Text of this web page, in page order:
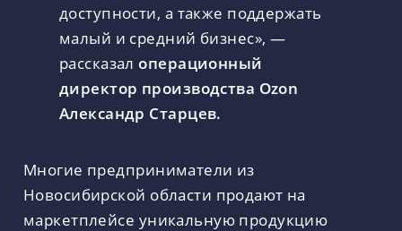
доступности, а также поддержать
малый и средний бизнес», —
рассказал операционный
директор производства Ozon
Александр Старцев.
Многие предприниматели из
Новосибирской области продают на
маркетплейсе уникальную продукцию